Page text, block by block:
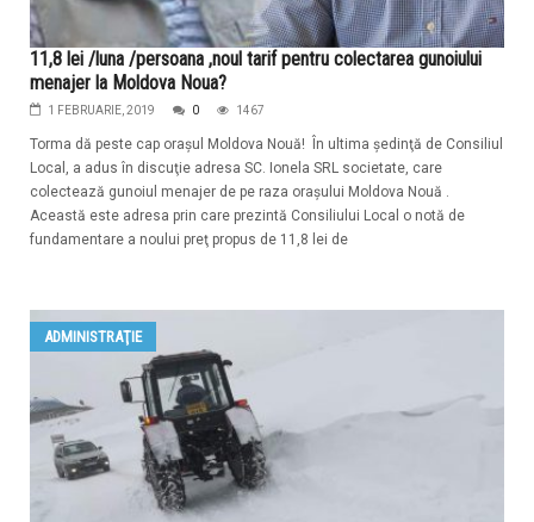
11,8 lei /luna /persoana ,noul tarif pentru colectarea gunoiului
menajer la Moldova Noua?
1 FEBRUARIE, 2019 0 1467
Torma dă peste cap oraşul Moldova Nouă! În ultima şedinţă de Consiliul
Local, a adus în discuţie adresa SC. Ionela SRL societate, care
colectează gunoiul menajer de pe raza oraşului Moldova Nouă .
Această este adresa prin care prezintă Consiliului Local o notă de
fundamentare a noului preţ propus de 11,8 lei de
ADMINISTRAŢIE